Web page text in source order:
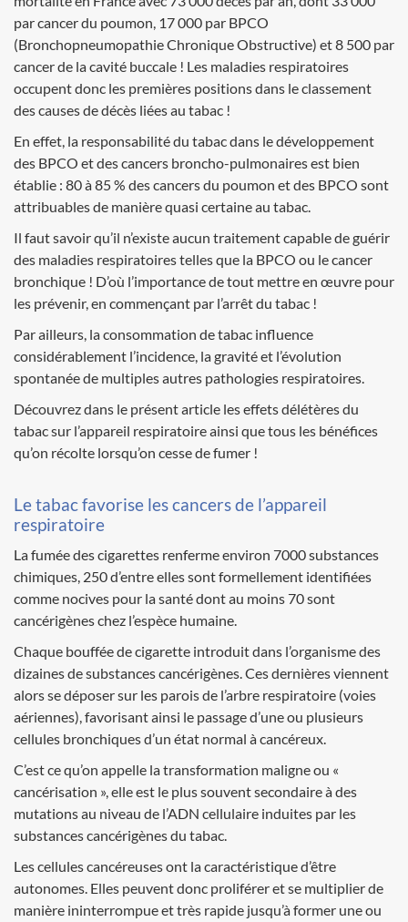
par cancer du poumon, 17 000 par BPCO
(Bronchopneumopathie Chronique Obstructive) et 8 500 par
cancer de la cavité buccale ! Les maladies respiratoires
occupent donc les premières positions dans le classement
des causes de décès liées au tabac !
En effet, la responsabilité du tabac dans le développement
des BPCO et des cancers broncho-pulmonaires est bien
établie : 80 à 85 % des cancers du poumon et des BPCO sont
attribuables de manière quasi certaine au tabac.
Il faut savoir qu’il n’existe aucun traitement capable de guérir
des maladies respiratoires telles que la BPCO ou le cancer
bronchique ! D’où l’importance de tout mettre en œuvre pour
les prévenir, en commençant par l’arrêt du tabac !
Par ailleurs, la consommation de tabac influence
considérablement l’incidence, la gravité et l’évolution
spontanée de multiples autres pathologies respiratoires.
Découvrez dans le présent article les effets délétères du
tabac sur l’appareil respiratoire ainsi que tous les bénéfices
qu’on récolte lorsqu’on cesse de fumer !
Le tabac favorise les cancers de l’appareil
respiratoire
La fumée des cigarettes renferme environ 7000 substances
chimiques, 250 d’entre elles sont formellement identifiées
comme nocives pour la santé dont au moins 70 sont
cancérigènes chez l’espèce humaine.
Chaque bouffée de cigarette introduit dans l’organisme des
dizaines de substances cancérigènes. Ces dernières viennent
alors se déposer sur les parois de l’arbre respiratoire (voies
aériennes), favorisant ainsi le passage d’une ou plusieurs
cellules bronchiques d’un état normal à cancéreux.
C’est ce qu’on appelle la transformation maligne ou «
cancérisation », elle est le plus souvent secondaire à des
mutations au niveau de l’ADN cellulaire induites par les
substances cancérigènes du tabac.
Les cellules cancéreuses ont la caractéristique d’être
autonomes. Elles peuvent donc proliférer et se multiplier de
manière ininterrompue et très rapide jusqu’à former une ou